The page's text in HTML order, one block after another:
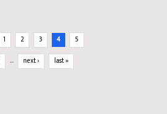
1 2 3 4
5
… next › last »